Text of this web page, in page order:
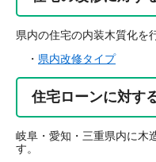
県内の住宅の内装木質化を
・ 県内改修タイプ
住宅ローンに対す
岐阜・愛知・三重県内に木
す。